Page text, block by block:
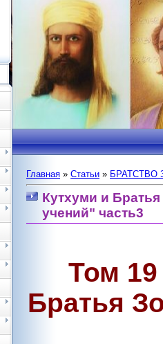
Главная » Статьи » БРАТСТВО
Кутхуми и
учений" часть3
Том
Братья